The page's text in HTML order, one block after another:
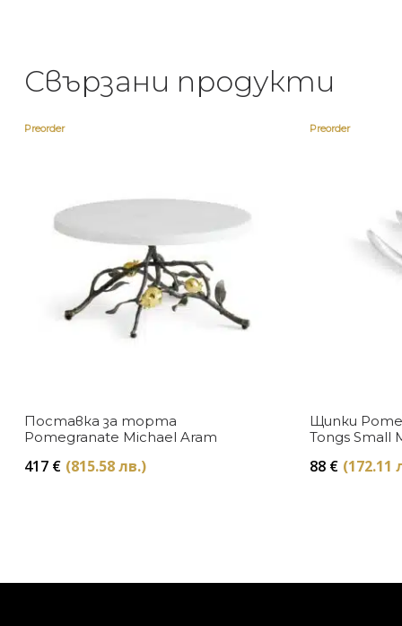
Свързани продукти
Preorder
Поставка за торта
Pomegranate Michael Aram
417 € (815.58 лв.)
Preorder
Щипки
Tongs Small
88 € (172.11